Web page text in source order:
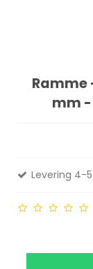
Ramme
mm -
Levering 4-